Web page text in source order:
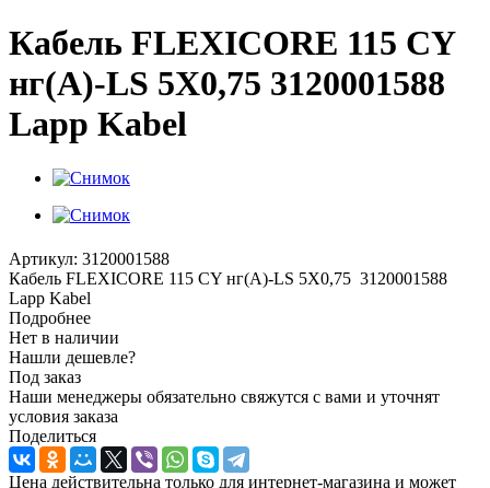
Кабель FLEXICORE 115 CY
нг(А)-LS 5X0,75 3120001588
Lapp Kabel
Артикул: 3120001588
Кабель FLEXICORE 115 CY нг(А)-LS 5X0,75 3120001588
Lapp Kabel
Подробнее
Нет в наличии
Нашли дешевле?
Под заказ
Наши менеджеры обязательно свяжутся с вами и уточнят
условия заказа
Поделиться
Цена действительна только для интернет-магазина и может